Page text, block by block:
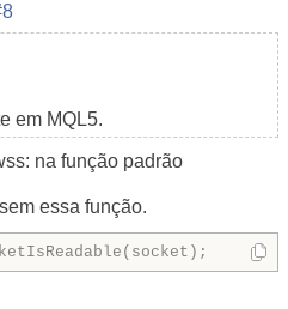
em MQL5.
na função padrão
essa função.